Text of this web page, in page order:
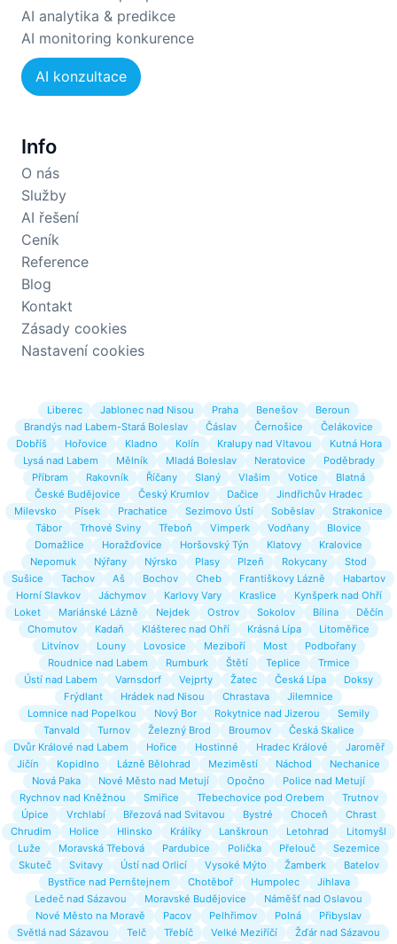
AI analytika & predikce
AI monitoring konkurence
AI konzultace
Info
O nás
Služby
AI řešení
Ceník
Reference
Blog
Kontakt
Zásady cookies
Nastavení cookies
Liberec Jablonec nad Nisou Praha Benešov
Beroun
Brandýs nad Labem-Stará Boleslav
Čáslav Černošice
Čelákovice
Dobříš
Hořovice Kladno Kolín Kralupy nad Vltavou
Kutná Hora
Lysá nad Labem
Mělník Mladá Boleslav Neratovice
Poděbrady
Příbram
Rakovník Říčany Slaný Vlašim Votice
Blatná
České Budějovice
Český Krumlov Dačice
Jindřichův Hradec
Milevsko
Písek Prachatice Sezimovo Ústí Soběslav
Strakonice
Tábor
Trhové Sviny Třeboň Vimperk Vodňany
Blovice
Domažlice
Horažďovice Horšovský Týn Klatovy
Kralovice
Nepomuk
Nýřany Nýrsko Plasy Plzeň Rokycany
Stod
Sušice
Tachov Aš Bochov Cheb Františkovy Lázně
Habartov
Horní Slavkov
Jáchymov Karlovy Vary Kraslice
Kynšperk nad Ohří
Loket
Mariánské Lázně Nejdek Ostrov Sokolov Bílina
Děčín
Chomutov
Kadaň Klášterec nad Ohří Krásná Lípa
Litoměřice
Litvínov
Louny Lovosice Meziboří Most
Podbořany
Roudnice nad Labem
Rumburk Štětí Teplice
Trmice
Ústí nad Labem
Varnsdorf Vejprty Žatec Česká Lípa
Doksy
Frýdlant
Hrádek nad Nisou Chrastava
Jilemnice
Lomnice nad Popelkou
Nový Bor Rokytnice nad Jizerou
Semily
Tanvald
Turnov Železný Brod Broumov
Česká Skalice
Dvůr Králové nad Labem
Hořice Hostinné Hradec Králové
Jaroměř
Jičín
Kopidlno Lázně Bělohrad Meziměstí Náchod
Nechanice
Nová Paka
Nové Město nad Metují Opočno
Police nad Metují
Rychnov nad Kněžnou
Smiřice Třebechovice pod Orebem
Trutnov
Úpice
Vrchlabí Březová nad Svitavou Bystré Choceň
Chrast
Chrudim
Holice Hlinsko Králíky Lanškroun Letohrad
Litomyšl
Luže
Moravská Třebová Pardubice Polička Přelouč
Sezemice
Skuteč
Svitavy Ústí nad Orlicí Vysoké Mýto Žamberk
Batelov
Bystřice nad Pernštejnem
Chotěboř Humpolec
Jihlava
Ledeč nad Sázavou
Moravské Budějovice
Náměšť nad Oslavou
Nové Město na Moravě
Pacov Pelhřimov Polná
Přibyslav
Světlá nad Sázavou
Telč Třebíč Velké Meziříčí
Žďár nad Sázavou